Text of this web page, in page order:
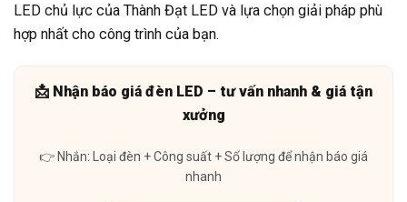
LED chủ lực của Thành Đạt LED và lựa chọn giải pháp phù
hợp nhất cho công trình của bạn.
📩 Nhận báo giá đèn LED – tư vấn nhanh & giá tận
xưởng
👉 Nhắn: Loại đèn + Công suất + Số lượng để nhận báo giá
nhanh